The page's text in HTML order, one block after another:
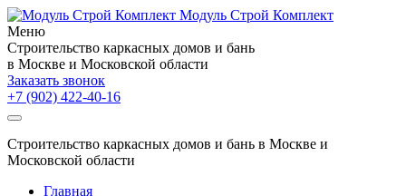
Модуль Строй Комплект
Меню
Cтроительство каркасных домов и бань
в Москве и Московской области
Заказать звонок
+7 (902) 422-40-16
Cтроительство каркасных домов и бань в Москве и
Московской области
Главная